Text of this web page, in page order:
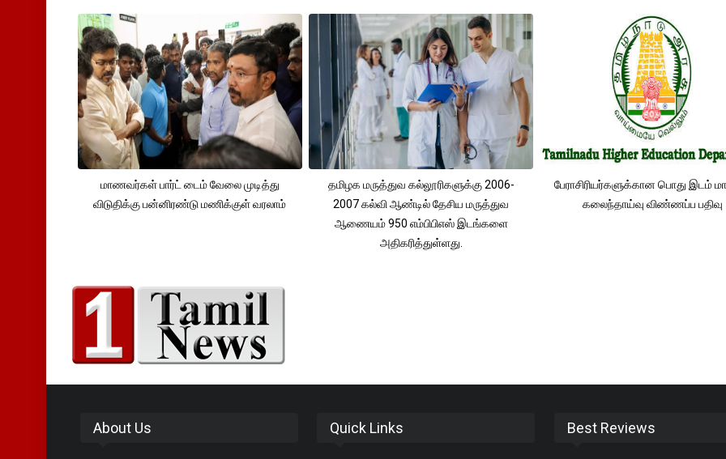
மாணவர்கள் பார்ட் டைம் வேலை முடித்து
விடுதிக்கு பன்னிரண்டு மணிக்குள் வரலாம்
தமிழக மருத்துவ கல்லூரிகளுக்கு 2006-
2007 கல்வி ஆண்டில் தேசிய மருத்துவ
ஆணையம் 950 எம்பிபிஎஸ் இடங்களை
அதிகரித்துள்ளது.
பேராசிரியர்களுக்கான பொது இடம்
கலைந்தாய்வு விண்ணப்ப பதிவு
About Us Quick Links Best Reviews